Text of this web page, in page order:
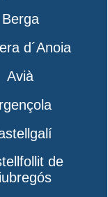
Berga
d´Anoia
Avià
de